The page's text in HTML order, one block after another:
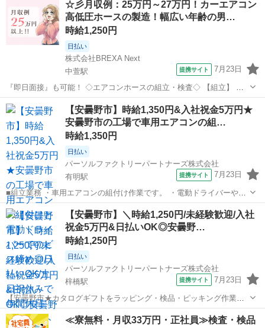
☆彡月収例：25万円～27万円！カーエアコン
高低圧ホースの製造！幅広い年齢の男…
時給1,250円
日払い
株式会社BREXA Next
中萱駅
提携サイト 7月23日
『即日面接』も可能！ ◇エアコンホースの組立・検査◇ 【組立】 ゴ
ムホースの両端に金具を組付けるマシンオペレーター ★資格不要で
す！ 【検査】 組付け後の耐圧試験作業 拡大鏡を使用することもあり
ます。 ★先輩社員が丁...
長野 安曇野市 中萱駅 工場
【安曇野市】時給1,350円&入社祝金5万円★
安曇野市の工場で車用エアコンの組…
時給1,350円
日払い
パーソルファクトリーパートナーズ株式会社
有明駅
提携サイト 7月23日
■組立業務 ・車用エアコンの組付け作業です。 ・電動ドライバーやト
ルクレンチを使用し、ビス締めやシール貼付けを行います。 ・2〜3日
で習熟可能なシンプルな作業です。 ※ライン作業で1人1つの工程を担
当するため、集中して取り組...
長野 安曇野市 有明駅 工場
【安曇野市】＼時給1,250円/未経験歓迎/入社
祝金5万円&日払いOK◎安曇野…
時給1,250円
日払い
パーソルファクトリーパートナーズ株式会社
梓橋駅
提携サイト 7月23日
【安曇野市★カタログギフトをラッピング・検品・ピッキング作業】
■カタログのセット(カタログを箱や封筒に入れる) ■ラッピング(カタロ
グのプレゼント包装) ・梱包/・検品/・ピッキングなど ☆1人1人の作業
長野 安曇野市 梓橋駅 仕分け
≪寮無料・月収33万円・正社員≫検査・検品